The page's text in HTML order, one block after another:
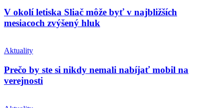
V okolí letiska Sliač môže byť v najbližších
mesiacoch zvýšený hluk
Aktuality
Prečo by ste si nikdy nemali nabíjať mobil na
verejnosti